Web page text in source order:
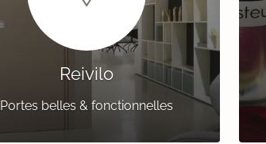
Reivilo
Portes belles & fonctionnelles